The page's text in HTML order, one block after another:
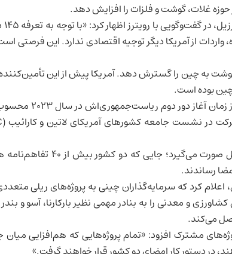
حوزه غلات، گوشت و فلزات را افزایش دهد.
واردات از آمریکا دیگر توجیه اقتصادی ندارد. این فرصتی
این سومین دیدار حضوری لولا با شی
سفر لولا در ادامه توافقات نوامبر گذشته در برزیل صورت
رساندند.
کرد که سرمایه‌گذاران چینی به پروژه‌های ریلی
و معدنی را به بنادر مهمی نظیر بارکارنا، آسو و
می‌کند.
مشترک افزود: «تمام پروژه‌هایی که هم‌افزایی میان